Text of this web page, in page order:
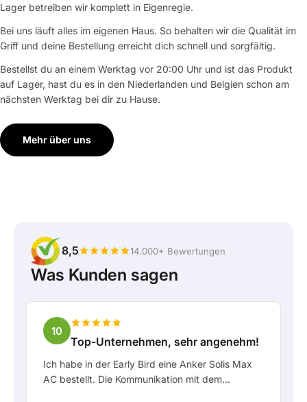
Lager betreiben wir komplett in Eigenregie.
Bei uns läuft alles im eigenen Haus. So behalten wir die Qualität im
Griff und deine Bestellung erreicht dich schnell und sorgfältig.
Bestellst du an einem Werktag vor 20:00 Uhr und ist das Produkt
auf Lager, hast du es in den Niederlanden und Belgien schon am
nächsten Werktag bei dir zu Hause.
Mehr über uns
8,5 14.000+ Bewertungen
Was Kunden sagen
10
Top-Unternehmen, sehr angenehm!
Ich habe in der Early Bird eine Anker Solis Max
AC bestellt. Die Kommunikation mit dem